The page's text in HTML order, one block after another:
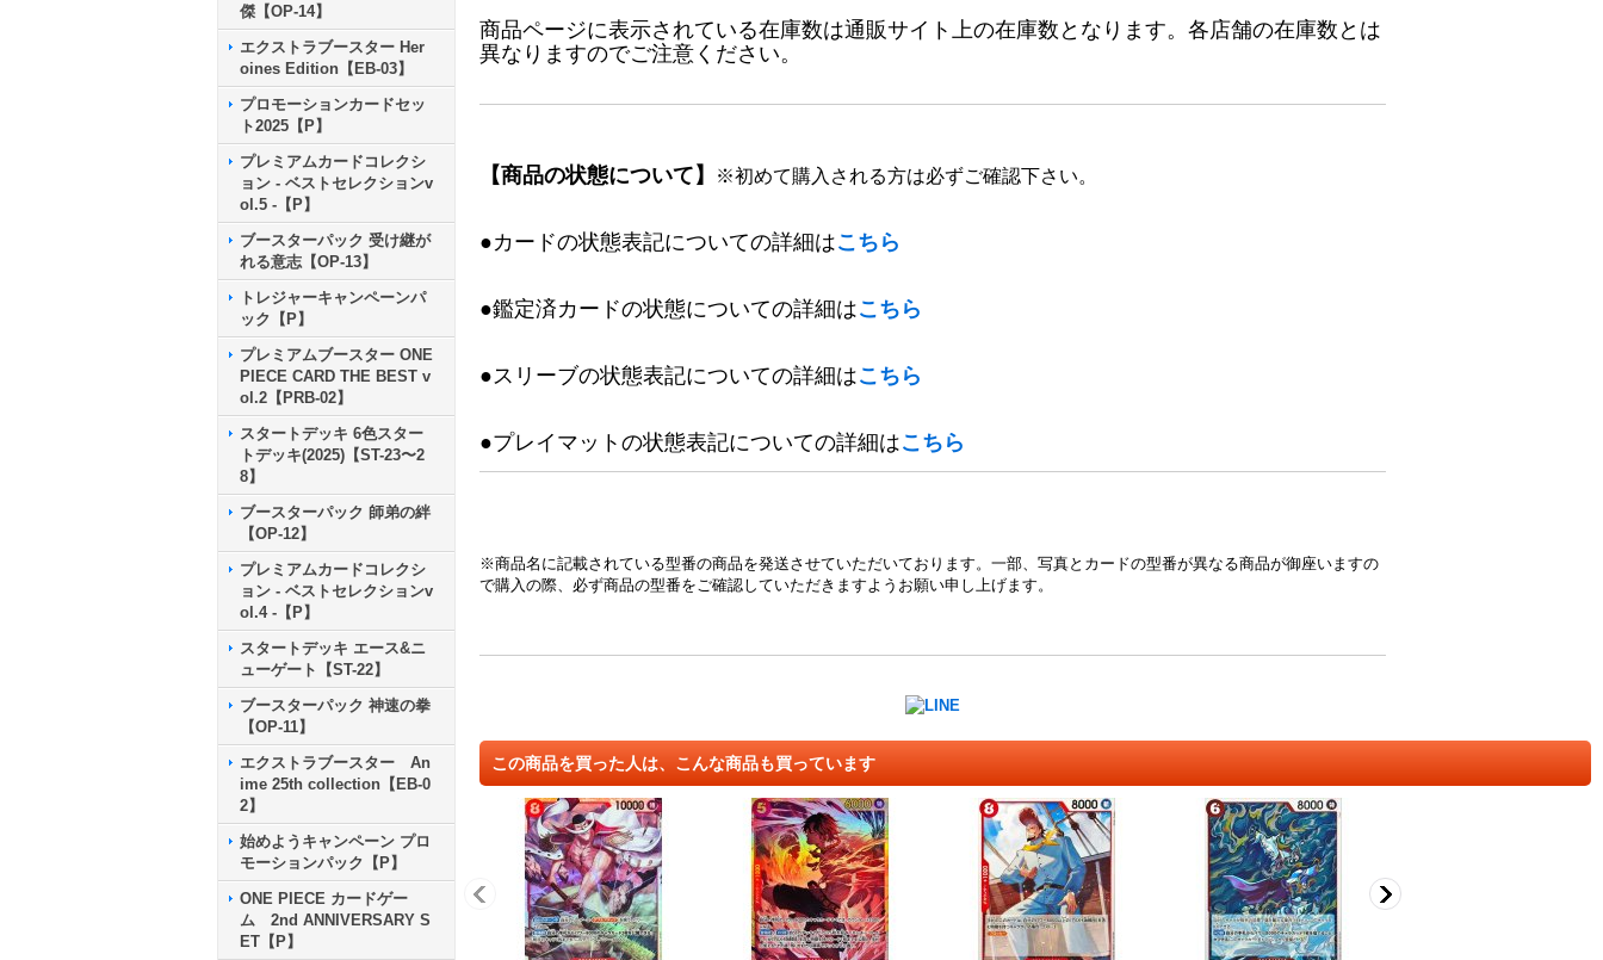
傑【OP-14】
エクストラブースター Her
oines Edition【EB-03】
プロモーションカードセッ
ト2025【P】
プレミアムカードコレクシ
ョン - ベストセレクションv
ol.5 -【P】
ブースターパック 受け継が
れる意志【OP-13】
トレジャーキャンペーンパ
ック【P】
プレミアムブースター ONE
PIECE CARD THE BEST v
ol.2【PRB-02】
スタートデッキ 6色スター
トデッキ(2025)【ST-23〜2
8】
ブースターパック 師弟の絆
【OP-12】
プレミアムカードコレクシ
ョン - ベストセレクションv
ol.4 -【P】
スタートデッキ エース&ニ
ューゲート【ST-22】
ブースターパック 神速の拳
【OP-11】
エクストラブースター An
ime 25th collection【EB-0
2】
始めようキャンペーン プロ
モーションパック【P】
ONE PIECE カードゲー
ム 2nd ANNIVERSARY S
ET【P】
商品ページに表示されている在庫数は通販サイト上の在庫数となります。各店舗の在庫数とは
異なりますのでご注意ください。
【商品の状態について】 ※初めて購入される方は必ずご確認下さい。
●カードの状態表記についての詳細はこちら
●鑑定済カードの状態についての詳細はこちら
●スリーブの状態表記についての詳細はこちら
●プレイマットの状態表記についての詳細はこちら
※商品名に記載されている型番の商品を発送させていただいております。一部、写真とカードの型番が異なる商品が御座いますの
で購入の際、必ず商品の型番をご確認していただきますようお願い申し上げます。
この商品を買った人は、こんな商品も買っています